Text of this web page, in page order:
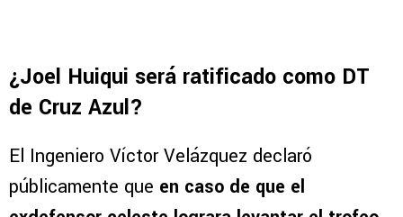
¿Joel Huiqui será ratificado como DT
de Cruz Azul?
El Ingeniero Víctor Velázquez declaró
públicamente que en caso de que el